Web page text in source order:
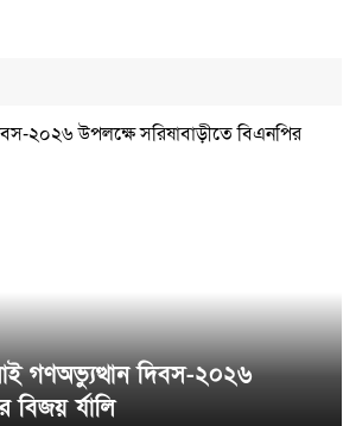
গণঅভ্যুত্থান দিবস-২০২৬
র্যালি